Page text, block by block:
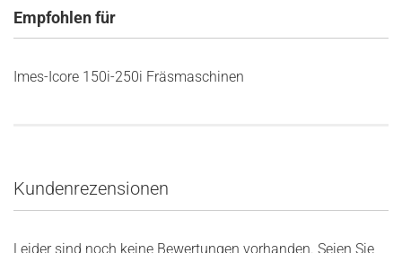
Empfohlen für
Imes-Icore 150i-250i Fräsmaschinen
Kundenrezensionen
Leider sind noch keine Bewertungen vorhanden. Seien Sie